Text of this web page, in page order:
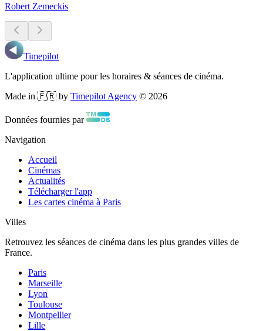
Robert Zemeckis
Timepilot
L'application ultime pour les horaires & séances de cinéma.
Made in 🇫🇷 by Timepilot Agency © 2026
Données fournies par
Navigation
Accueil
Cinémas
Actualités
Télécharger l'app
Les cartes cinéma à Paris
Villes
Retrouvez les séances de cinéma dans les plus grandes villes de
France.
Paris
Marseille
Lyon
Toulouse
Montpellier
Lille